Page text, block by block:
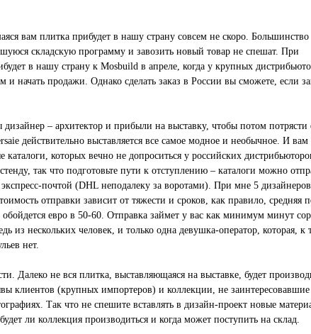
вам плитка прибудет в нашу страну совсем не скоро. Большинство
складскую программу и завозить новый товар не спешат. При
в нашу страну к Mosbuild в апреле, когда у крупных
и начать продажи. Однако сделать заказ в России вы сможете, если
– архитектор и прибыли на выставку, чтобы потом потрясти
действительно выставляется все самое модное и необычное. И вам
каталоги, которых вечно не допроситься у российских
стенду, так что подготовьте пути к отступлению – каталоги можно
почтой (DHL неподалеку за воротами). При мне 5
отправки зависит от тяжести и сроков, как правило, средняя
евро в 50-60. Отправка займет у вас как минимум минут
из нескольких человек, и только одна девушка-оператор, которая, к
нет.
Далеко не вся плитка, выставляющаяся на выставке, будет
клиентов (крупных импортеров) и коллекции, не заинтересовавшие
Так что не спешите вставлять в дизайн-проект новые
ли коллекция производиться и когда может поступить на склад.